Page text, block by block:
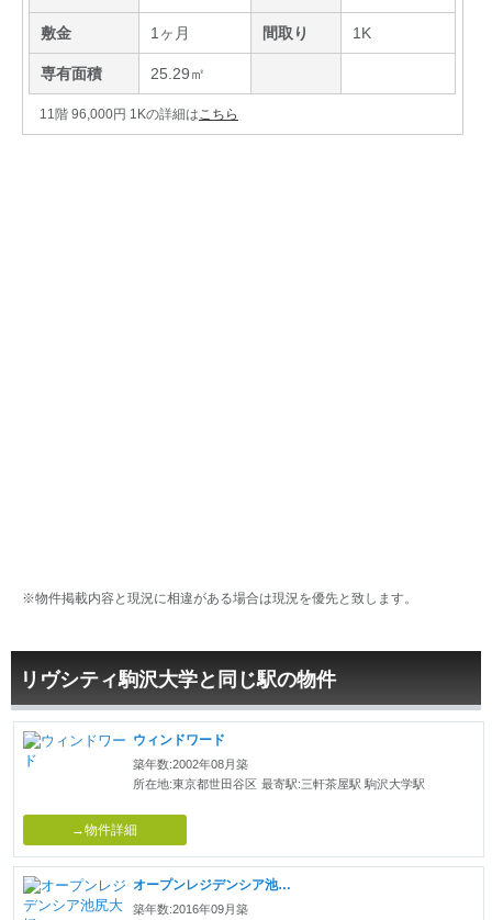
敷金 1ヶ月 間取り 1K
専有面積 25.29㎡
11階 96,000円 1Kの詳細は こちら
※物件掲載内容と現況に相違がある場合は現況を優先と致します。
リヴシティ駒沢大学と同じ駅の物件
ウィンドワード
築年数:2002年08月築
所在地:東京都世田谷区 最寄駅:三軒茶屋駅 駒沢大学駅
→物件詳細
オープンレジデンシア池尻大橋
築年数:2016年09月築